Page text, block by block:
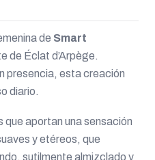
de Smart
de Éclat d’Arpège.
presencia, esta creación
diario.
aportan una sensación
y etéreos, que
sutilmente almizclado y